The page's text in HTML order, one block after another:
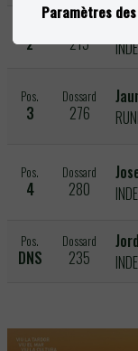
2 215
Pos.
3
Dossard
276
Pos.
4
Dossard
280
Pos.
DNS
Dossard
235
Paramètres